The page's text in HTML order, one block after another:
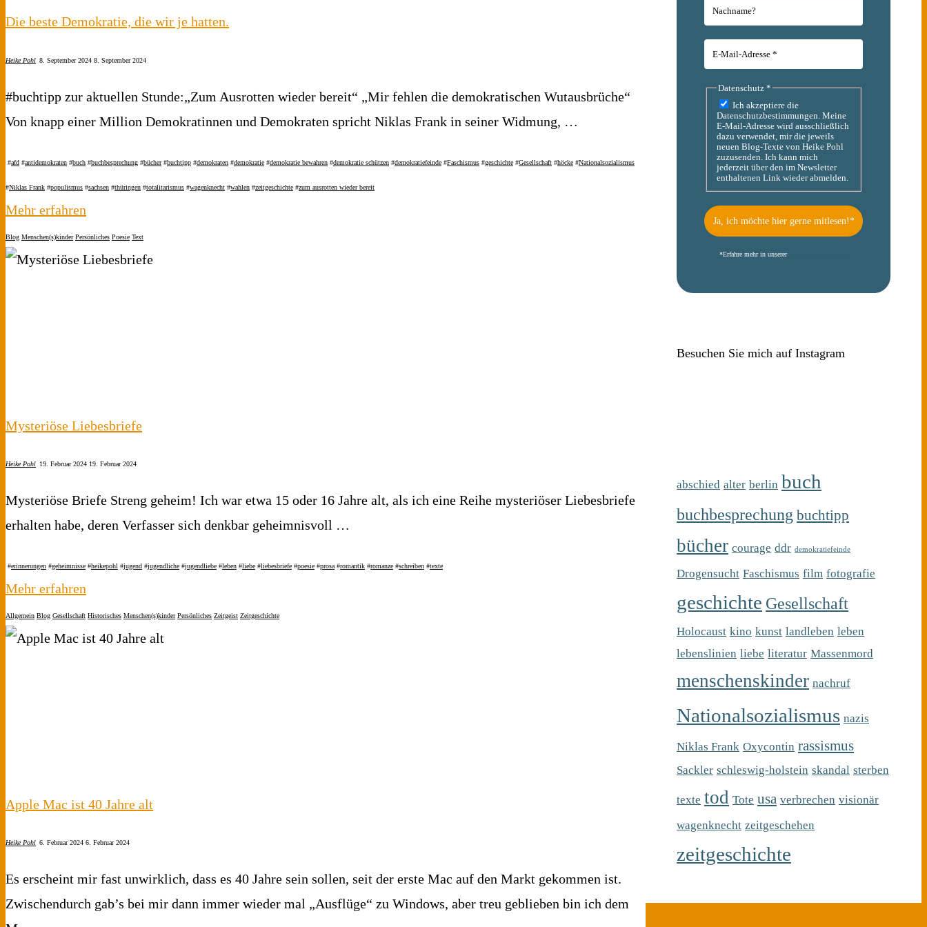
Die beste Demokratie, die wir je hatten.
Heike Pohl 8. September 2024 8. September 2024
#buchtipp zur aktuellen Stunde:„Zum Ausrotten wieder bereit“ „Mir fehlen die demokratischen Wutausbrüche“
Von knapp einer Million Demokratinnen und Demokraten spricht Niklas Frank in seiner Widmung, …
#afd #antidemokraten #buch #buchbesprechung #bücher #buchtipp #demokraten #demokratie #demokratie bewahren #demokratie schützen #demokratiefeinde #Faschismus #geschichte #Gesellschaft #höcke #Nationalsozialismus
#Niklas Frank #populismus #sachsen #thüringen #totalitarismus #wagenknecht #wahlen #zeitgeschichte #zum ausrotten wieder bereit
Mehr erfahren
beste
Demokratie,
Blog Menschen(s)kinder Persönliches Poesie Text
Mysteriöse Liebesbriefe
Heike Pohl 19. Februar 2024 19. Februar 2024
Mysteriöse Briefe Streng geheim! Ich war etwa 15 oder 16 Jahre alt, als ich eine Reihe mysteriöser Liebesbriefe
erhalten habe, deren Verfasser sich denkbar geheimnisvoll …
#erinnerungen #geheimnisse #heikepohl #jugend #jugendliche #jugendliebe #leben #liebe #liebesbriefe #poesie #prosa #romantik #romanze #schreiben #texte
Mehr erfahren
Liebesbriefe"
Allgemein Blog Gesellschaft Historisches Menschen(s)kinder Persönliches Zeitgeist Zeitgeschichte
Apple Mac ist 40 Jahre alt
Heike Pohl 6. Februar 2024 6. Februar 2024
Es erscheint mir fast unwirklich, dass es 40 Jahre sein sollen, seit der erste Mac auf den Markt gekommen ist.
Zwischendurch gab’s bei mir dann immer wieder mal „Ausflüge“ zu Windows, aber treu geblieben bin ich dem
Datenschutz *
Ich akzeptiere die
Datenschutzbestimmungen. Meine
E-Mail-Adresse wird ausschließlich
dazu verwendet, mir die jeweils
neuen Blog-Texte von Heike Pohl
zuzusenden. Ich kann mich
jederzeit über den im Newsletter
enthaltenen Link wieder abmelden.
*Erfahre mehr in unserer
Besuchen Sie mich auf Instagram
abschied alter berlin buch
buchbesprechung buchtipp
bücher courage ddr demokratiefeinde
Drogensucht Faschismus film fotografie
geschichte Gesellschaft
Holocaust kino kunst landleben leben
lebenslinien liebe literatur Massenmord
menschenskinder nachruf
Nationalsozialismus nazis
Niklas Frank Oxycontin rassismus
Sackler schleswig-holstein skandal sterben
texte tod Tote usa verbrechen visionär
wagenknecht zeitgeschehen
zeitgeschichte